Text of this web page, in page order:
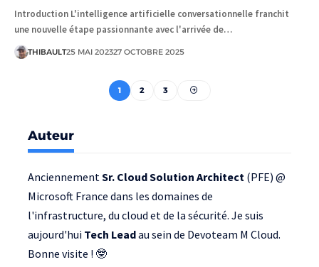
Introduction L'intelligence artificielle conversationnelle franchit
une nouvelle étape passionnante avec l'arrivée de…
THIBAULT25 MAI 202327 OCTOBRE 2025
1 2 3
Auteur
Anciennement Sr. Cloud Solution Architect (PFE) @
Microsoft France dans les domaines de
l'infrastructure, du cloud et de la sécurité. Je suis
aujourd'hui Tech Leadau sein de Devoteam M Cloud.
Bonne visite ! 🤓